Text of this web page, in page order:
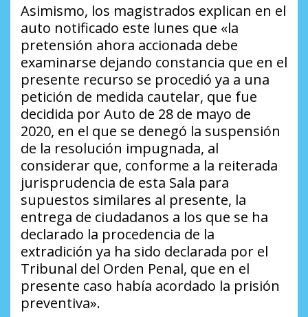
Asimismo, los magistrados explican en el
auto notificado este lunes que «la
pretensión ahora accionada debe
examinarse dejando constancia que en el
presente recurso se procedió ya a una
petición de medida cautelar, que fue
decidida por Auto de 28 de mayo de
2020, en el que se denegó la suspensión
de la resolución impugnada, al
considerar que, conforme a la reiterada
jurisprudencia de esta Sala para
supuestos similares al presente, la
entrega de ciudadanos a los que se ha
declarado la procedencia de la
extradición ya ha sido declarada por el
Tribunal del Orden Penal, que en el
presente caso había acordado la prisión
preventiva».